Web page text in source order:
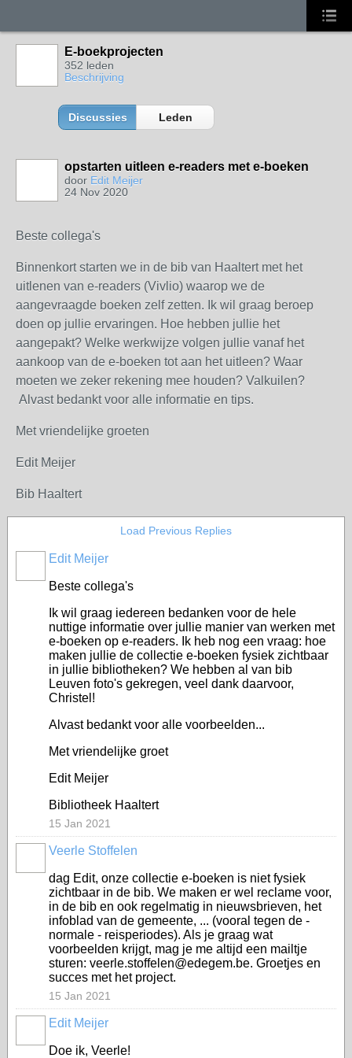
E-boekprojecten
352 leden
Beschrijving
Discussies Leden
opstarten uitleen e-readers met e-boeken
door Edit Meijer
24 Nov 2020
Beste collega's
Binnenkort starten we in de bib van Haaltert met het
uitlenen van e-readers (Vivlio) waarop we de
aangevraagde boeken zelf zetten. Ik wil graag beroep
doen op jullie ervaringen. Hoe hebben jullie het
aangepakt? Welke werkwijze volgen jullie vanaf het
aankoop van de e-boeken tot aan het uitleen? Waar
moeten we zeker rekening mee houden? Valkuilen?
Alvast bedankt voor alle informatie en tips.
Met vriendelijke groeten
Edit Meijer
Bib Haaltert
Load Previous Replies
Edit Meijer
Beste collega's
Ik wil graag iedereen bedanken voor de hele
nuttige informatie over jullie manier van werken met
e-boeken op e-readers. Ik heb nog een vraag: hoe
maken jullie de collectie e-boeken fysiek zichtbaar
in jullie bibliotheken? We hebben al van bib
Leuven foto's gekregen, veel dank daarvoor,
Christel!
Alvast bedankt voor alle voorbeelden...
Met vriendelijke groet
Edit Meijer
Bibliotheek Haaltert
15 Jan 2021
Veerle Stoffelen
dag Edit, onze collectie e-boeken is niet fysiek
zichtbaar in de bib. We maken er wel reclame voor,
in de bib en ook regelmatig in nieuwsbrieven, het
infoblad van de gemeente, ... (vooral tegen de -
normale - reisperiodes). Als je graag wat
voorbeelden krijgt, mag je me altijd een mailtje
sturen: veerle.stoffelen@edegem.be. Groetjes en
succes met het project.
15 Jan 2021
Edit Meijer
Doe ik, Veerle!